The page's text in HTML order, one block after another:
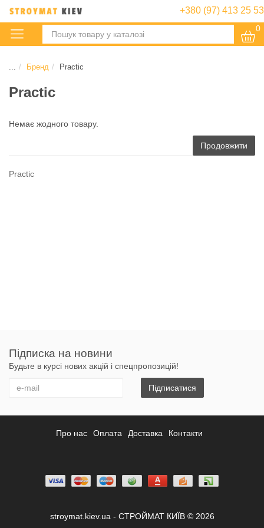
+380 (97) 413 25 53
0
Бренд Practic
Practic
Немає жодного товару.
Продовжити
Practic
Підписка на новини
Будьте в курсі нових акцій і спецпропозицій!
Підписатися
Про нас Оплата Доставка Контакти
stroymat.kiev.ua - СТРОЙМАТ КИЇВ © 2026